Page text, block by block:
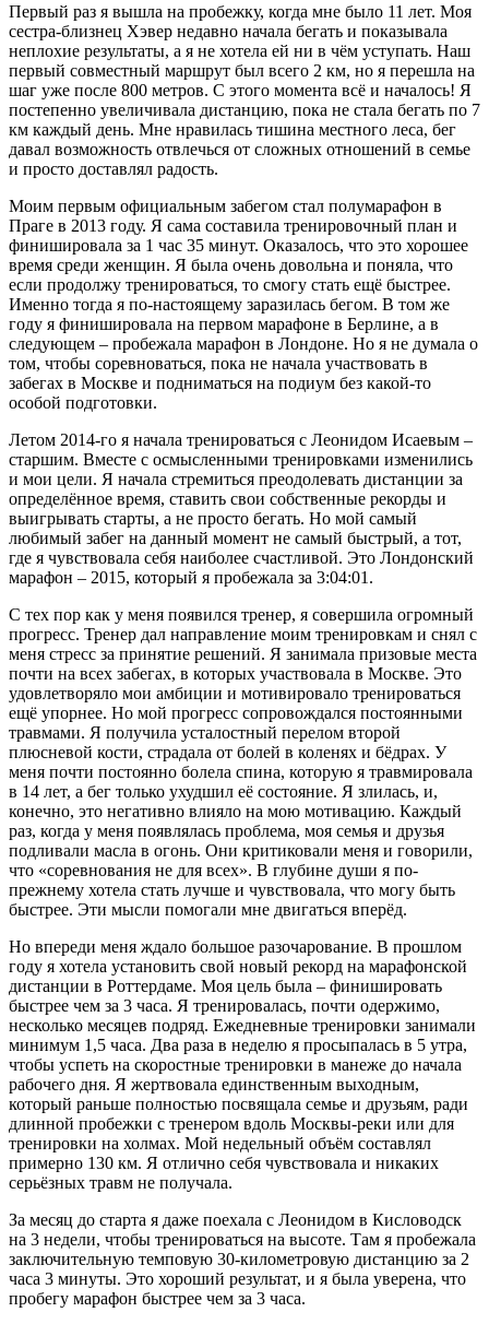
Первый раз я вышла на пробежку, когда мне было 11 лет. Моя
сестра-близнец Хэвер недавно начала бегать и показывала
неплохие результаты, а я не хотела ей ни в чём уступать. Наш
первый совместный маршрут был всего 2 км, но я перешла на
шаг уже после 800 метров. С этого момента всё и началось! Я
постепенно увеличивала дистанцию, пока не стала бегать по 7
км каждый день. Мне нравилась тишина местного леса, бег
давал возможность отвлечься от сложных отношений в семье
и просто доставлял радость.
Моим первым официальным забегом стал полумарафон в
Праге в 2013 году. Я сама составила тренировочный план и
финишировала за 1 час 35 минут. Оказалось, что это хорошее
время среди женщин. Я была очень довольна и поняла, что
если продолжу тренироваться, то смогу стать ещё быстрее.
Именно тогда я по-настоящему заразилась бегом. В том же
году я финишировала на первом марафоне в Берлине, а в
следующем – пробежала марафон в Лондоне. Но я не думала о
том, чтобы соревноваться, пока не начала участвовать в
забегах в Москве и подниматься на подиум без какой-то
особой подготовки.
Летом 2014-го я начала тренироваться с Леонидом Исаевым –
старшим. Вместе с осмысленными тренировками изменились
и мои цели. Я начала стремиться преодолевать дистанции за
определённое время, ставить свои собственные рекорды и
выигрывать старты, а не просто бегать. Но мой самый
любимый забег на данный момент не самый быстрый, а тот,
где я чувствовала себя наиболее счастливой. Это Лондонский
марафон – 2015, который я пробежала за 3:04:01.
С тех пор как у меня появился тренер, я совершила огромный
прогресс. Тренер дал направление моим тренировкам и снял с
меня стресс за принятие решений. Я занимала призовые места
почти на всех забегах, в которых участвовала в Москве. Это
удовлетворяло мои амбиции и мотивировало тренироваться
ещё упорнее. Но мой прогресс сопровождался постоянными
травмами. Я получила усталостный перелом второй
плюсневой кости, страдала от болей в коленях и бёдрах. У
меня почти постоянно болела спина, которую я травмировала
в 14 лет, а бег только ухудшил её состояние. Я злилась, и,
конечно, это негативно влияло на мою мотивацию. Каждый
раз, когда у меня появлялась проблема, моя семья и друзья
подливали масла в огонь. Они критиковали меня и говорили,
что «соревнования не для всех». В глубине души я по-
прежнему хотела стать лучше и чувствовала, что могу быть
быстрее. Эти мысли помогали мне двигаться вперёд.
Но впереди меня ждало большое разочарование. В прошлом
году я хотела установить свой новый рекорд на марафонской
дистанции в Роттердаме. Моя цель была – финишировать
быстрее чем за 3 часа. Я тренировалась, почти одержимо,
несколько месяцев подряд. Ежедневные тренировки занимали
минимум 1,5 часа. Два раза в неделю я просыпалась в 5 утра,
чтобы успеть на скоростные тренировки в манеже до начала
рабочего дня. Я жертвовала единственным выходным,
который раньше полностью посвящала семье и друзьям, ради
длинной пробежки с тренером вдоль Москвы-реки или для
тренировки на холмах. Мой недельный объём составлял
примерно 130 км. Я отлично себя чувствовала и никаких
серьёзных травм не получала.
За месяц до старта я даже поехала с Леонидом в Кисловодск
на 3 недели, чтобы тренироваться на высоте. Там я пробежала
заключительную темповую 30-километровую дистанцию за 2
часа 3 минуты. Это хороший результат, и я была уверена, что
пробегу марафон быстрее чем за 3 часа.